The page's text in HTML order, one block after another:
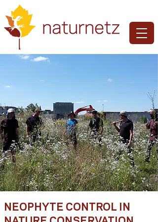
NEOPHYTE CONTROL IN